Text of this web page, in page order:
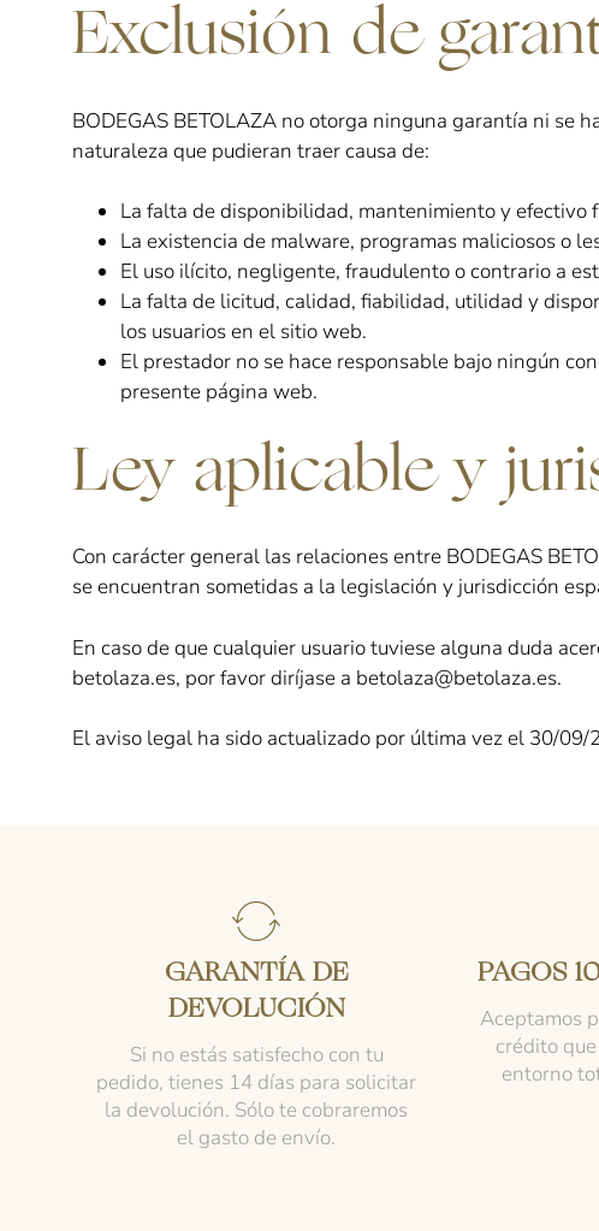
Exclusión de
BODEGAS BETOLAZA no otorga ninguna garantía ni se
naturaleza que pudieran traer causa de:
La falta de disponibilidad, mantenimiento y efectivo
La existencia de malware, programas maliciosos o
El uso ilícito, negligente, fraudulento o contrario a
La falta de licitud, calidad, fiabilidad, utilidad y
los usuarios en el sitio web.
El prestador no se hace responsable bajo ningún
presente página web.
Ley aplicable y
Con carácter general las relaciones entre BODEGAS
se encuentran sometidas a la legislación y jurisdicción
En caso de que cualquier usuario tuviese alguna duda
betolaza.es, por favor diríjase a betolaza@betolaza.es.
El aviso legal ha sido actualizado por última vez el 30/09/
GARANTÍA DE
DEVOLUCIÓN
Si no estás satisfecho con tu
pedido, tienes 14 días para solicitar
la devolución. Sólo te cobraremos
el gasto de envío.
PAGOS
Aceptamos
crédito
entorno